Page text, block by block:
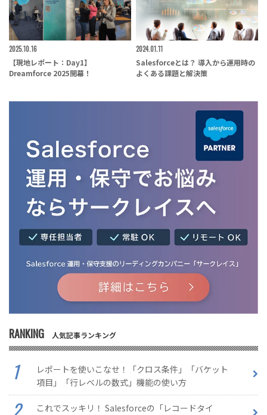
2025.10.16
【現地レポート：Day1】
Dreamforce 2025開幕！
2024.01.11
Salesforceとは？ 導入から運用時の
よくある課題と解決策
RANKING 人気記事ランキング
レポートを使いこなせ！「クロス条件」「バケット
項目」「行レベルの数式」機能の使い方
これでスッキリ！ Salesforceの「レコードタイ